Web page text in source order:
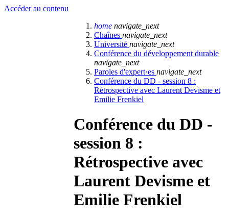
Accéder au contenu
home navigate_next
Chaînes navigate_next
Université navigate_next
Conférence du développement durable
navigate_next
Paroles d'expert·es navigate_next
Conférence du DD - session 8 :
Rétrospective avec Laurent Devisme et
Emilie Frenkiel
Conférence du DD -
session 8 :
Rétrospective avec
Laurent Devisme et
Emilie Frenkiel